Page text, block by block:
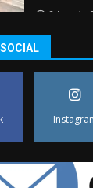
6 Agosto
prima
6 Agosto
Banda”
SOCIAL